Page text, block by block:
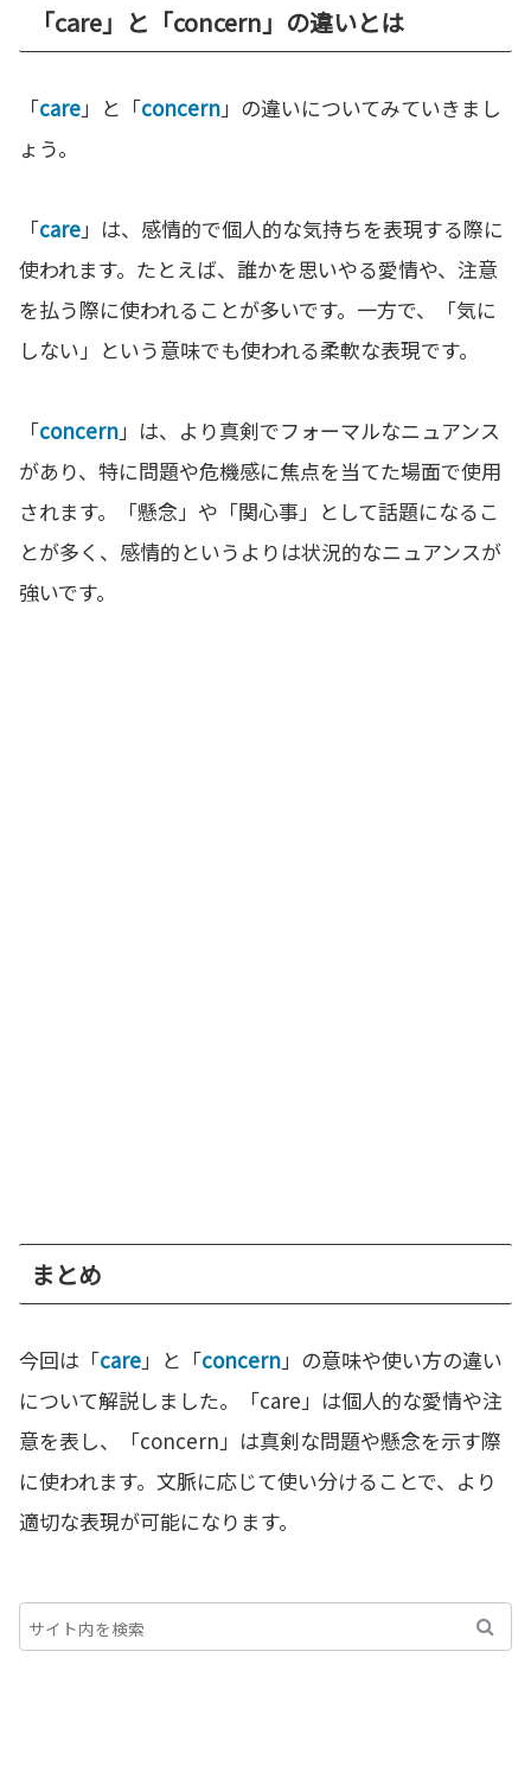
「care」と「concern」の違いとは
「care」と「concern」の違いについてみていきまし
ょう。
「care」は、感情的で個人的な気持ちを表現する際に
使われます。たとえば、誰かを思いやる愛情や、注意
を払う際に使われることが多いです。一方で、「気に
しない」という意味でも使われる柔軟な表現です。
「concern」は、より真剣でフォーマルなニュアンス
があり、特に問題や危機感に焦点を当てた場面で使用
されます。「懸念」や「関心事」として話題になるこ
とが多く、感情的というよりは状況的なニュアンスが
強いです。
まとめ
今回は「care」と「concern」の意味や使い方の違い
について解説しました。「care」は個人的な愛情や注
意を表し、「concern」は真剣な問題や懸念を示す際
に使われます。文脈に応じて使い分けることで、より
適切な表現が可能になります。